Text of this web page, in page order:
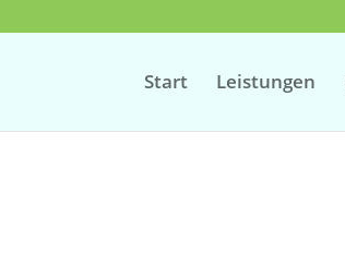
Start Leistungen